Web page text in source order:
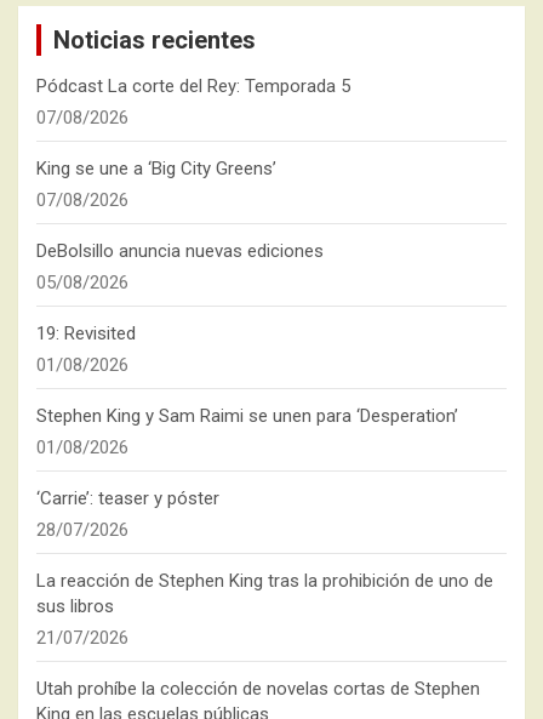
Noticias recientes
Pódcast La corte del Rey: Temporada 5
07/08/2026
King se une a ‘Big City Greens’
07/08/2026
DeBolsillo anuncia nuevas ediciones
05/08/2026
19: Revisited
01/08/2026
Stephen King y Sam Raimi se unen para ‘Desperation’
01/08/2026
‘Carrie’: teaser y póster
28/07/2026
La reacción de Stephen King tras la prohibición de uno de
sus libros
21/07/2026
Utah prohíbe la colección de novelas cortas de Stephen
King en las escuelas públicas